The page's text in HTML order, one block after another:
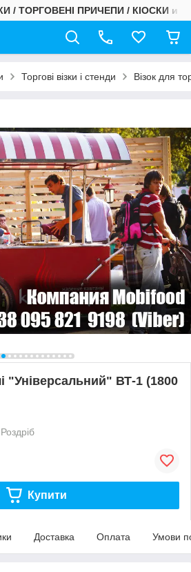
/ ТОРГОВЕНІ ПРИЧЕПИ / КІОСКИ и
Торгові візки і стенди Візок для
"Універсальний" ВТ-1 (1800
Роздріб
Купити
Доставка Оплата Умови